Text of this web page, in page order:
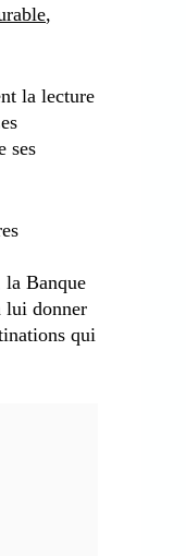
,
la lecture
ses
Banque
lui donner
qui